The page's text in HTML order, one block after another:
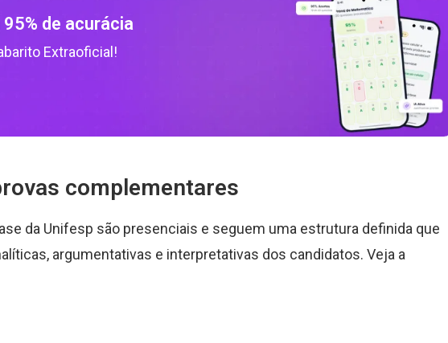
de acurácia
Extraoficial!
complementares
da Unifesp são presenciais e seguem uma estrutura definida que
argumentativas e interpretativas dos candidatos. Veja a